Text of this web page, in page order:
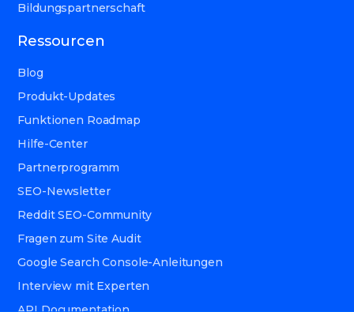
Bildungspartnerschaft
Ressourcen
Blog
Produkt-Updates
Funktionen Roadmap
Hilfe-Center
Partnerprogramm
SEO-Newsletter
Reddit SEO-Community
Fragen zum Site Audit
Google Search Console-Anleitungen
Interview mit Experten